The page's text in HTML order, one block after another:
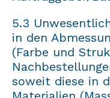
5.3
in den
(Farbe und
soweit diese in